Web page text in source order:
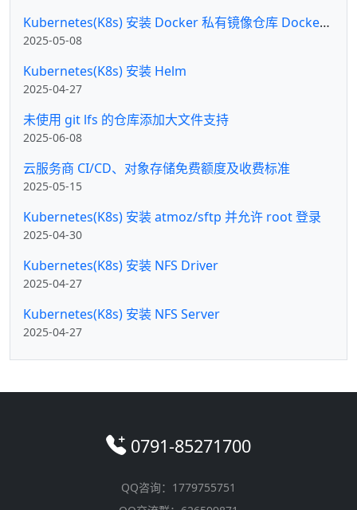
Kubernetes(K8s) 安装 Docker 私有镜像仓库 Docker Registry
2025-05-08
Kubernetes(K8s) 安装 Helm
2025-04-27
未使用 git lfs 的仓库添加大文件支持
2025-06-08
云服务商 CI/CD、对象存储免费额度及收费标准
2025-05-15
Kubernetes(K8s) 安装 atmoz/sftp 并允许 root 登录
2025-04-30
Kubernetes(K8s) 安装 NFS Driver
2025-04-27
Kubernetes(K8s) 安装 NFS Server
2025-04-27
0791-85271700
QQ咨询：1779755751